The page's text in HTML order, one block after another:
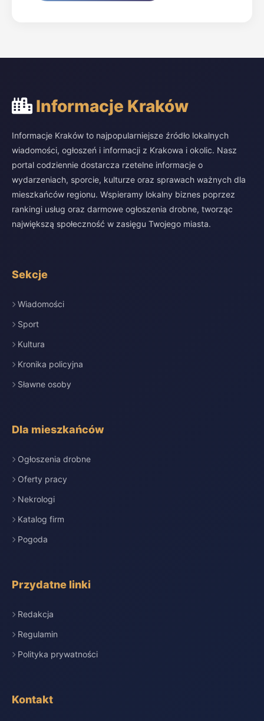
Informacje Kraków
Informacje Kraków to najpopularniejsze źródło lokalnych
wiadomości, ogłoszeń i informacji z Krakowa i okolic. Nasz
portal codziennie dostarcza rzetelne informacje o
wydarzeniach, sporcie, kulturze oraz sprawach ważnych dla
mieszkańców regionu. Wspieramy lokalny biznes poprzez
rankingi usług oraz darmowe ogłoszenia drobne, tworząc
największą społeczność w zasięgu Twojego miasta.
Sekcje
Wiadomości
Sport
Kultura
Kronika policyjna
Sławne osoby
Dla mieszkańców
Ogłoszenia drobne
Oferty pracy
Nekrologi
Katalog firm
Pogoda
Przydatne linki
Redakcja
Regulamin
Polityka prywatności
Kontakt